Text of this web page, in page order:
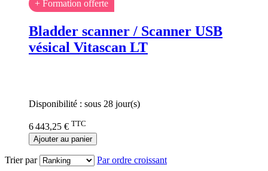
+ Formation offerte
Bladder scanner / Scanner USB
vésical Vitascan LT
Disponibilité : sous 28 jour(s)
6 443,25 € TTC
Ajouter au panier
Trier par Par ordre croissant